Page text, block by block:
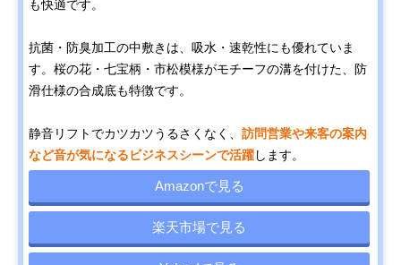
も快適です。
抗菌・防臭加工の中敷きは、吸水・速乾性にも優れていま
す。桜の花・七宝柄・市松模様がモチーフの溝を付けた、防
滑仕様の合成底も特徴です。
静音リフトでカツカツうるさくなく、 訪問営業や来客の案内
など音が気になるビジネスシーンで活躍します。
Amazonで見る
楽天市場で見る